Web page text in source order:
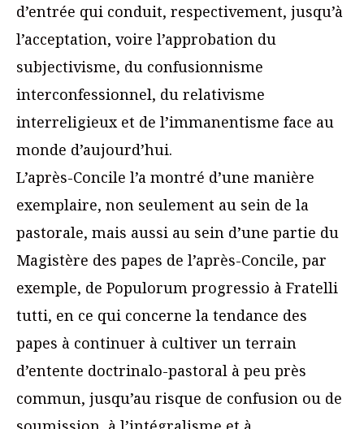
d’entrée qui conduit, respectivement, jusqu’à
l’acceptation, voire l’approbation du
subjectivisme, du confusionnisme
interconfessionnel, du relativisme
interreligieux et de l’immanentisme face au
monde d’aujourd’hui.
L’après-Concile l’a montré d’une manière
exemplaire, non seulement au sein de la
pastorale, mais aussi au sein d’une partie du
Magistère des papes de l’après-Concile, par
exemple, de Populorum progressio à Fratelli
tutti, en ce qui concerne la tendance des
papes à continuer à cultiver un terrain
d’entente doctrinalo-pastoral à peu près
commun, jusqu’au risque de confusion ou de